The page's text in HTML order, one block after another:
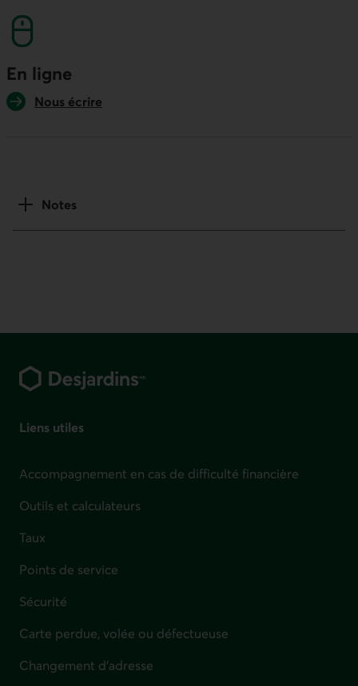
En ligne
Nous écrire
Notes
Liens utiles
Accompagnement en cas de difficulté financière
Outils et calculateurs
Taux
Points de service
Sécurité
Carte perdue, volée ou défectueuse
Changement d'adresse